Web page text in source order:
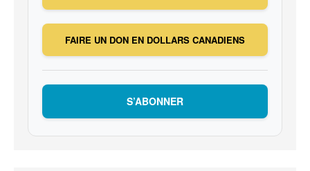
FAIRE UN DON EN DOLLARS CANADIENS
S’ABONNER